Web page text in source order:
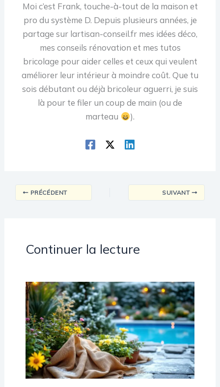
Moi c’est Frank, touche-à-tout de la maison et
pro du système D. Depuis plusieurs années, je
partage sur lartisan-conseil.fr mes idées déco,
mes conseils rénovation et mes tutos
bricolage pour aider celles et ceux qui veulent
améliorer leur intérieur à moindre coût. Que tu
sois débutant ou déjà bricoleur aguerri, je suis
là pour te filer un coup de main (ou de
marteau
).
PRÉCÉDENT SUIVANT
Continuer la lecture